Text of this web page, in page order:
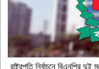
রাষ্ট্রপতি নির্বাচনে বিএনপির